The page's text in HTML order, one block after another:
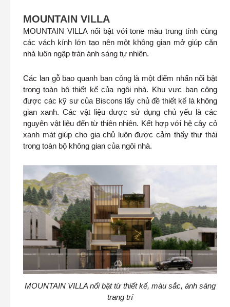
MOUNTAIN VILLA
MOUNTAIN VILLA nổi bật với tone màu trung tính cùng
các vách kính lớn tạo nên một không gian mở giúp căn
nhà luôn ngập tràn ánh sáng tự nhiên.
Các lan gỗ bao quanh ban công là một điểm nhấn nổi bật
trong toàn bộ thiết kế của ngôi nhà. Khu vực ban công
được các kỹ sư của Biscons lấy chủ đề thiết kế là không
gian xanh. Các vật liệu được sử dụng chủ yếu là các
nguyên vật liệu đến từ thiên nhiên. Kết hợp với hệ cây cỏ
xanh mát giúp cho gia chủ luôn được cảm thấy thư thái
trong toàn bộ không gian của ngôi nhà.
MOUNTAIN VILLA nổi bật từ thiết kế, màu sắc, ánh sáng
trang trí